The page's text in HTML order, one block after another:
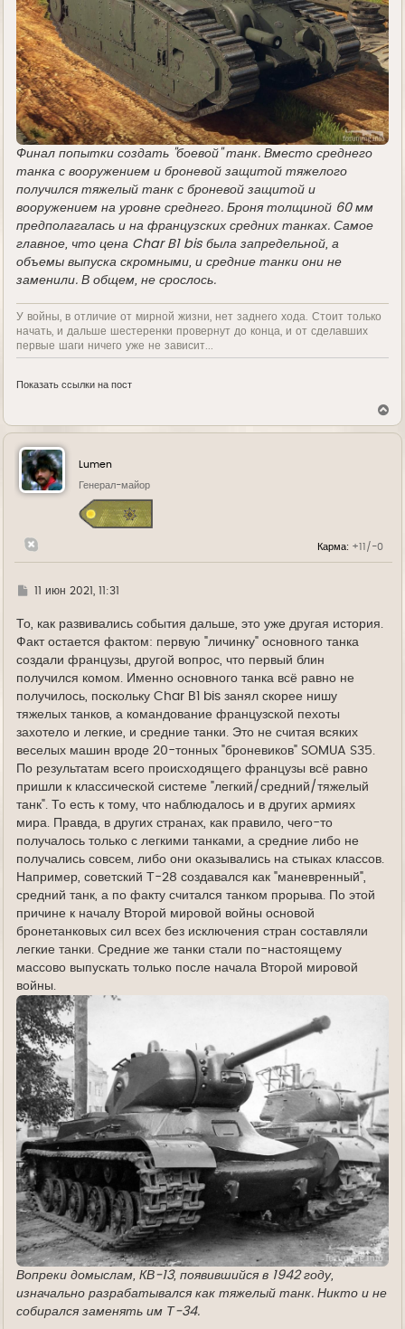
Финал попытки создать "боевой" танк. Вместо среднего
танка с вооружением и броневой защитой тяжелого
получился тяжелый танк с броневой защитой и
вооружением на уровне среднего. Броня толщиной 60 мм
предполагалась и на французских средних танках. Самое
главное, что цена Char B1 bis была запредельной, а
объемы выпуска скромными, и средние танки они не
заменили. В общем, не срослось.
У войны, в отличие от мирной жизни, нет заднего хода. Стоит только
начать, и дальше шестеренки провернут до конца, и от сделавших
первые шаги ничего уже не зависит...
Показать ссылки на пост
р
ч
Lumen
Генерал-майор
Карма: +11/-0
Г11 июн 2021, 11:31
То, как развивались события дальше, это уже другая история.
Факт остается фактом: первую "личинку" основного танка
создали французы, другой вопрос, что первый блин
получился комом. Именно основного танка всё равно не
получилось, поскольку Char B1 bis занял скорее нишу
тяжелых танков, а командование французской пехоты
захотело и легкие, и средние танки. Это не считая всяких
веселых машин вроде 20-тонных "броневиков" SOMUA S35.
По результатам всего происходящего французы всё равно
пришли к классической системе "легкий/средний/тяжелый
танк". То есть к тому, что наблюдалось и в других армиях
мира. Правда, в других странах, как правило, чего-то
получалось только с легкими танками, а средние либо не
получались совсем, либо они оказывались на стыках классов.
Например, советский Т-28 создавался как "маневренный",
средний танк, а по факту считался танком прорыва. По этой
причине к началу Второй мировой войны основой
бронетанковых сил всех без исключения стран составляли
легкие танки. Средние же танки стали по-настоящему
массово выпускать только после начала Второй мировой
войны.
Вопреки домыслам, КВ-13, появившийся в 1942 году,
изначально разрабатывался как тяжелый танк. Никто и не
собирался заменять им Т-34.